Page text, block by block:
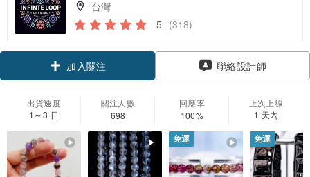
台灣
5 (318)
加入關注 聯絡設計師
出貨速度
1～3 日
關注人數
698
回應率
100%
上次上線
1 天內
免運 免運